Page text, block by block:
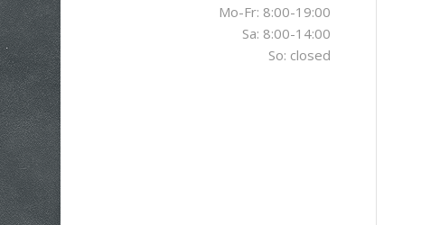
Mo-Fr: 8:00-19:00
Sa: 8:00-14:00
So: closed